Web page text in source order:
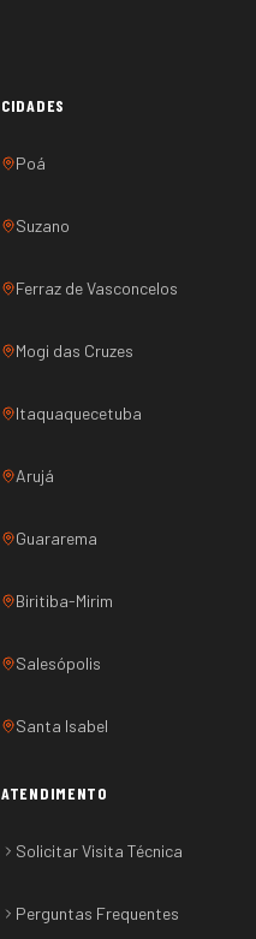
CIDADES
Poá
Suzano
Ferraz de Vasconcelos
Mogi das Cruzes
Itaquaquecetuba
Arujá
Guararema
Biritiba-Mirim
Salesópolis
Santa Isabel
ATENDIMENTO
Solicitar Visita Técnica
Perguntas Frequentes